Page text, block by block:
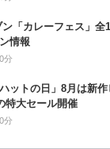
ン「カレーフェス」
情報
分
ットの日」8月は新
特大セール開催
分